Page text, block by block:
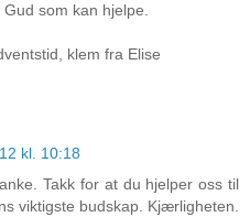
som kan hjelpe.
klem fra Elise
kl. 10:18
Takk for at du hjelper oss til
viktigste budskap. Kjærligheten.